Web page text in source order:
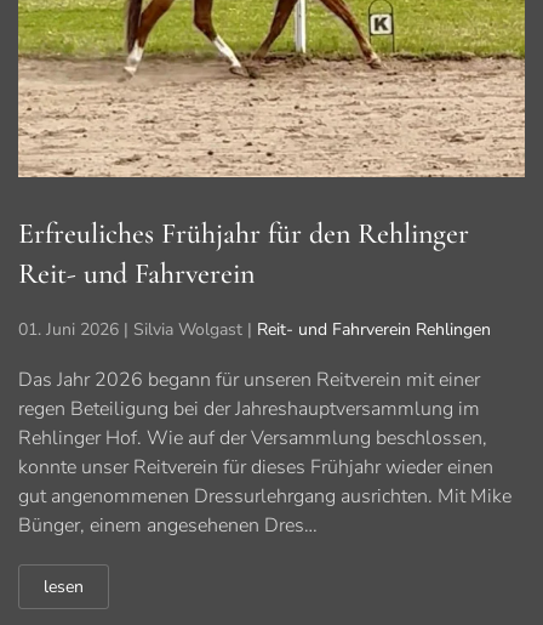
Erfreuliches Frühjahr für den Rehlinger
Reit- und Fahrverein
01. Juni 2026 | Silvia Wolgast | Reit- und Fahrverein Rehlingen
Das Jahr 2026 begann für unseren Reitverein mit einer
regen Beteiligung bei der Jahreshauptversammlung im
Rehlinger Hof. Wie auf der Versammlung beschlossen,
konnte unser Reitverein für dieses Frühjahr wieder einen
gut angenommenen Dressurlehrgang ausrichten. Mit Mike
Bünger, einem angesehenen Dres…
lesen